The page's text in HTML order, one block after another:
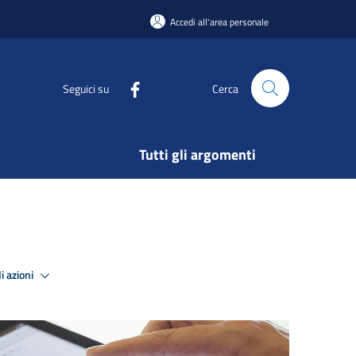
Accedi all'area personale
Seguici su Cerca
Tutti gli argomenti
azioni